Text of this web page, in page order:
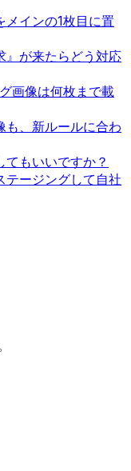
メインの1枚目に置
』が来たらどう対応
画像は何枚まで載
も、新ルールに合わ
もいいですか？
テージングして自社